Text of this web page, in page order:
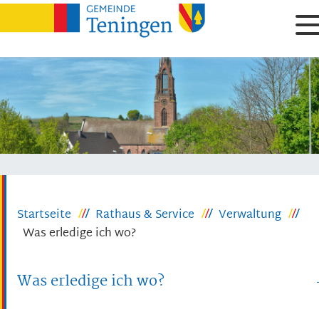
Startseite Rathaus & Service
Verwaltung
Was erledige ich wo?
Was erledige ich wo?